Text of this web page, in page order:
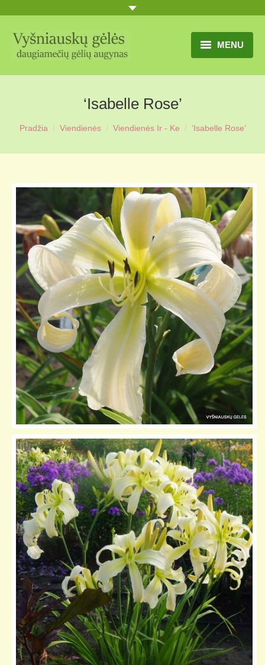
MENU
TITULINIS
GĖLIŲ KATALOGAS
PRANEŠIMAI
KONTAKTAI
APIE MUS
MŪSŲ SODYBA
MŪSŲ AUGYNAS
KELIONIŲ GALERIJA
‘Isabelle Rose’
Pradžia Viendienės Viendienės Ir - Ke ‘Isabelle Rose’